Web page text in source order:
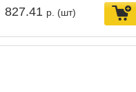
827.41 р. (шт)